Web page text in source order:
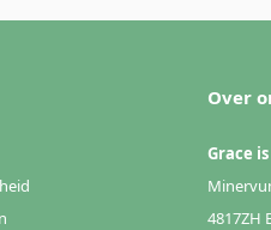
Over
Grace
4817ZH